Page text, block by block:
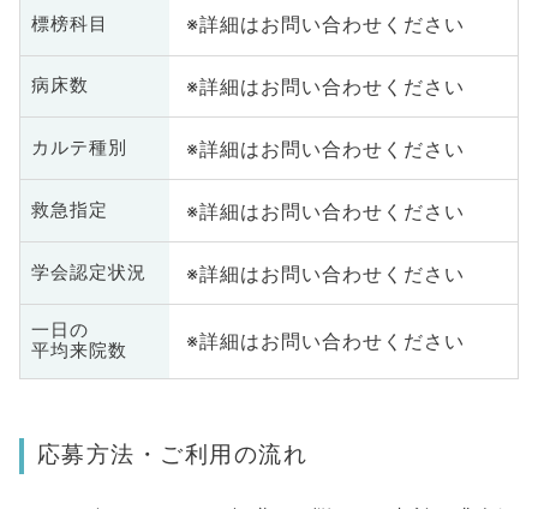
標榜科目 ※詳細はお問い合わせください
病床数 ※詳細はお問い合わせください
カルテ種別 ※詳細はお問い合わせください
救急指定 ※詳細はお問い合わせください
学会認定状況 ※詳細はお問い合わせください
一日の
平均来院数
※詳細はお問い合わせください
応募方法・ご利用の流れ